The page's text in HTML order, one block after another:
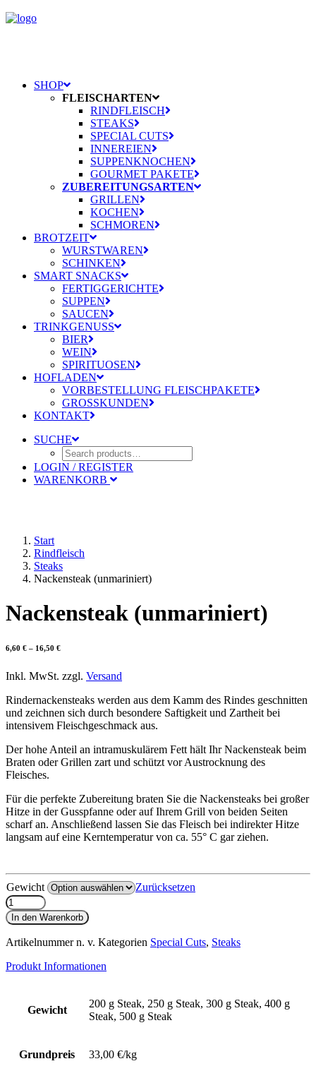
SHOP
FLEISCHARTEN
RINDFLEISCH
STEAKS
SPECIAL CUTS
INNEREIEN
SUPPENKNOCHEN
GOURMET PAKETE
ZUBEREITUNGSARTEN
GRILLEN
KOCHEN
SCHMOREN
BROTZEIT
WURSTWAREN
SCHINKEN
SMART SNACKS
FERTIGGERICHTE
SUPPEN
SAUCEN
TRINKGENUSS
BIER
WEIN
SPIRITUOSEN
HOFLADEN
VORBESTELLUNG FLEISCHPAKETE
GROSSKUNDEN
KONTAKT
SUCHE
LOGIN / REGISTER
WARENKORB
Start
Rindfleisch
Steaks
Nackensteak (unmariniert)
Nackensteak (unmariniert)
6,60 € – 16,50 €
Inkl. MwSt. zzgl. Versand
Rindernackensteaks werden aus dem Kamm des Rindes geschnitten
und zeichnen sich durch besondere Saftigkeit und Zartheit bei
intensivem Fleischgeschmack aus.
Der hohe Anteil an intramuskulärem Fett hält Ihr Nackensteak beim
Braten oder Grillen zart und schützt vor Austrocknung des
Fleisches.
Für die perfekte Zubereitung braten Sie die Nackensteaks bei großer
Hitze in der Gusspfanne oder auf Ihrem Grill von beiden Seiten
scharf an. Anschließend lassen Sie das Fleisch bei indirekter Hitze
langsam auf eine Kerntemperatur von ca. 55° C gar ziehen.
Gewicht
Zurücksetzen
Nackensteak
(unmariniert)
Menge
In den Warenkorb
Artikelnummer n. v. Kategorien Special Cuts, Steaks
Produkt Informationen
Gewicht
200 g Steak, 250 g Steak, 300 g Steak, 400 g
Steak, 500 g Steak
Grundpreis 33,00 €/kg